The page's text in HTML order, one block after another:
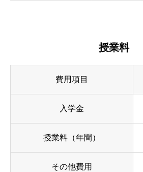
授業料
費用項目
入学金
授業料（年間）
その他費用